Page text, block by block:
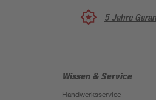
5 Jahre
Wissen & Service
Handwerksservice